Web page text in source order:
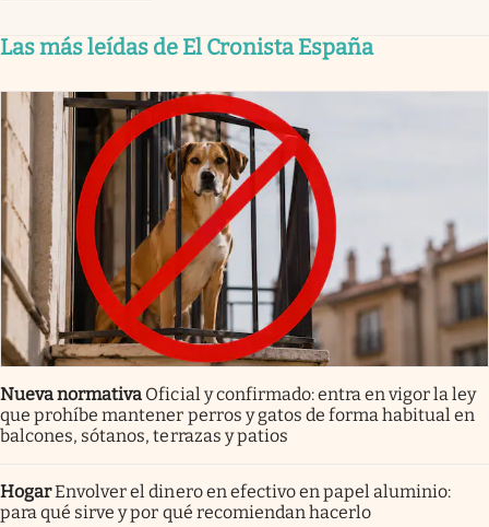
Las más leídas de El Cronista España
Nueva normativa Oficial y confirmado: entra en vigor la ley
que prohíbe mantener perros y gatos de forma habitual en
balcones, sótanos, terrazas y patios
HogarEnvolver el dinero en efectivo en papel aluminio:
para qué sirve y por qué recomiendan hacerlo